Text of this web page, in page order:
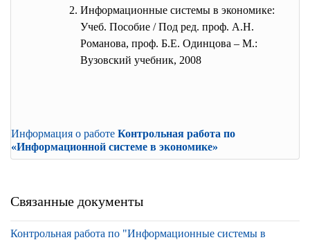
Информационные системы в экономике:
Учеб. Пособие / Под ред. проф. А.Н.
Романова, проф. Б.Е. Одинцова – М.:
Вузовский учебник, 2008
Информация о работе Контрольная работа по
«Информационной системе в экономике»
Связанные документы
Контрольная работа по "Информационные системы в